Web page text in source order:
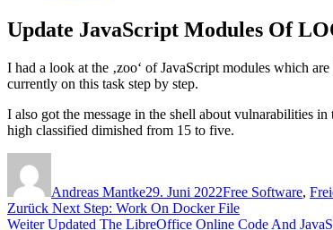
Update JavaScript Modules Of
I had a look at the ‚zoo‘ of JavaScript modules which
currently on this task step by step.
I also got the message in the shell about vulnarabilities
high classified dimished from 15 to five.
Andreas Mantke29. Juni 2022Free Software,
Beitragsnavigation
Zurück Vorheriger
Beitrag:
Next Step: Work On Docker File
Weiter Nächster
Updated The LibreOffice Online Code And